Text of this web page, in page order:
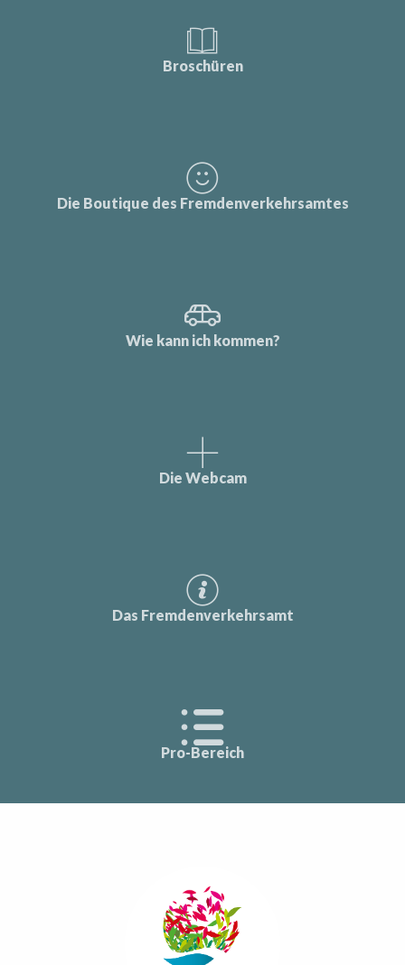
Broschüren
Die Boutique des Fremdenverkehrsamtes
Wie kann ich kommen?
Die Webcam
Das Fremdenverkehrsamt
Pro-Bereich